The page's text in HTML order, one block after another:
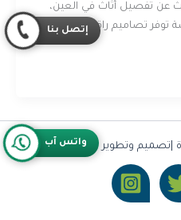
عن تفصيل أثاث في العين،
توفر تصاميم راقية وجودة […]
Olymoo
واتس آب
إتصل بنا